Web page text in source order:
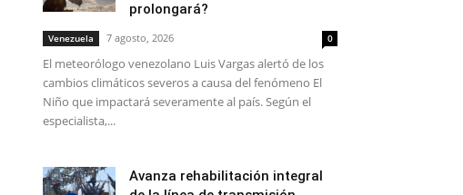
prolongará?
Venezuela 7 agosto, 2026 0
El meteorólogo venezolano Luis Vargas alertó de los
cambios climáticos severos a causa del fenómeno El
Niño que impactará severamente al país. Según el
especialista,...
Avanza rehabilitación integral